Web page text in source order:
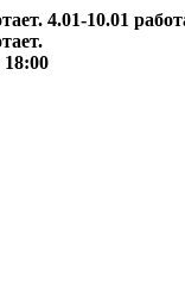
4.01-10.01
18:00